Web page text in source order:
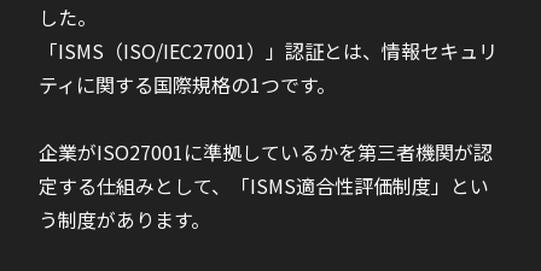
した。
「ISMS（ISO/IEC27001）」認証とは、情報セキュリ
ティに関する国際規格の1つです。
企業がISO27001に準拠しているかを第三者機関が認
定する仕組みとして、「ISMS適合性評価制度」とい
う制度があります。